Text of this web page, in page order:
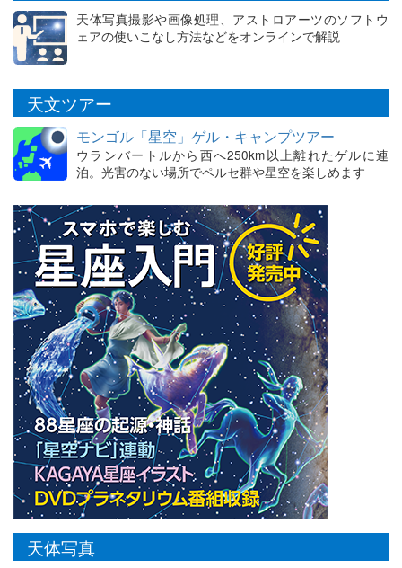
天体写真撮影や画像処理、アストロアーツのソフトウ
ェアの使いこなし方法などをオンラインで解説
天文ツアー
モンゴル「星空」ゲル・キャンプツアー
ウランバートルから西へ250km以上離れたゲルに連
泊。光害のない場所でペルセ群や星空を楽しめます
天体写真